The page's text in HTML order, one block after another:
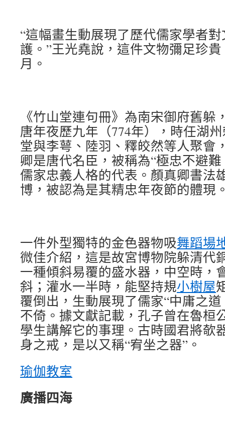
“這幅畫生動展現了歷代儒家學者
護。”王光堯說，這件文物彌足珍
月。
《竹山堂連句冊》為南宋御府舊躲
唐年夜歷九年（774年），時任湖
堂與李萼、陸羽、釋皎然等人聚會
卿是唐代名臣，被稱為“極忠不避
儒家忠義人格的代表。顏真卿書法
博，被認為是其精忠年夜節的體現
一件外型獨特的金色器物吸舞蹈場
微佳介紹，這是故宮博物院躲清代
一種傾斜易覆的盛水器，中空時，
斜；灌水一半時，能堅持規小樹屋
覆倒出，生動展現了儒家“中庸之
不倚。據文獻記載，孔子曾在魯桓
學生講解它的事理。古時國君將欹
身之戒，是以又稱“宥坐之器”。
瑜伽教室
廣播四海